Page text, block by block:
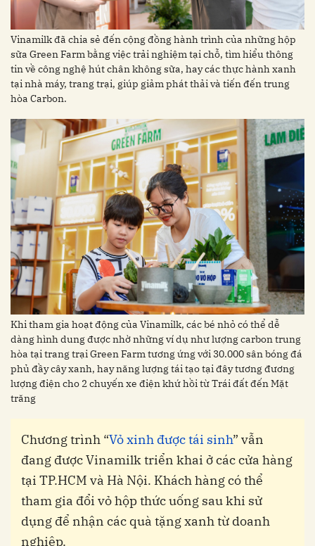
Vinamilk đã chia sẻ đến cộng đồng hành trình của những hộp
sữa Green Farm bằng việc trải nghiệm tại chỗ, tìm hiểu thông
tin về công nghệ hút chân không sữa, hay các thực hành xanh
tại nhà máy, trang trại, giúp giảm phát thải và tiến đến trung
hòa Carbon.
Khi tham gia hoạt động của Vinamilk, các bé nhỏ có thể dễ
dàng hình dung được nhờ những ví dụ như lượng carbon trung
hòa tại trang trại Green Farm tương ứng với 30.000 sân bóng đá
phủ đầy cây xanh, hay năng lượng tái tạo tại đây tương đương
lượng điện cho 2 chuyến xe điện khứ hồi từ Trái đất đến Mặt
trăng
Chương trình “Vỏ xinh được tái sinh” vẫn
đang được Vinamilk triển khai ở các cửa hàng
tại TP.HCM và Hà Nội. Khách hàng có thể
tham gia đổi vỏ hộp thức uống sau khi sử
dụng để nhận các quà tặng xanh từ doanh
nghiệp.